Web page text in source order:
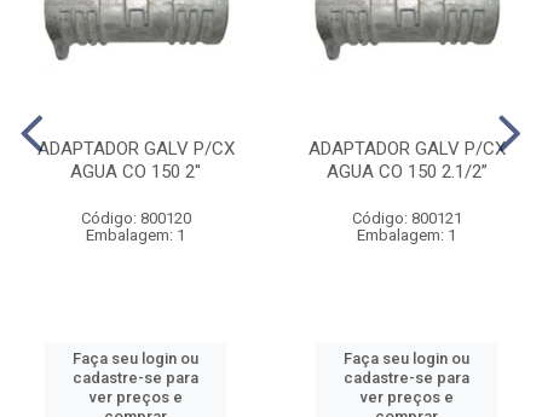
ADAPTADOR GALV P/CX
AGUA CO 150 2''
Código: 800120
Embalagem: 1
Faça seu login ou
cadastre-se para
ver preços e
ADAPTADOR GALV P/CX
AGUA CO 150 2.1/2”
Código: 800121
Embalagem: 1
Faça seu login ou
cadastre-se para
ver preços e